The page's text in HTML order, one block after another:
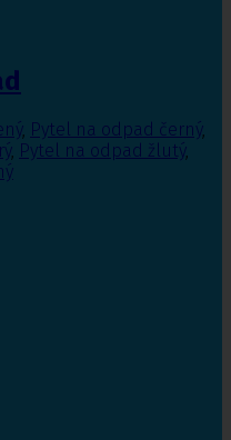
, Pytel na odpad černý,
, Pytel na odpad žlutý,